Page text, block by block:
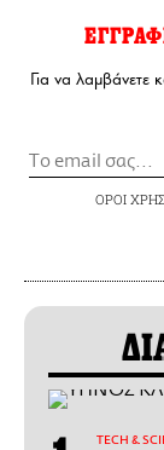
Για να λαμβάνετε
ΟΡΟΙ
ΤECH &